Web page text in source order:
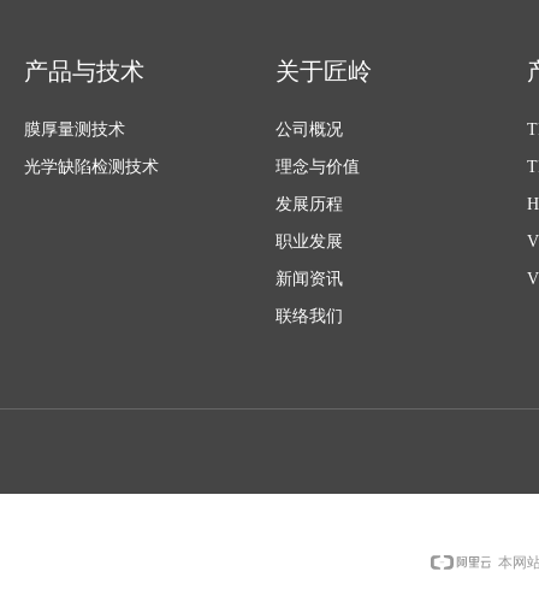
产品与技术
膜厚量测技术
光学缺陷检测技术
关于匠岭
公司概况
理念与价值
发展历程
职业发展
新闻资讯
联络我们
本网